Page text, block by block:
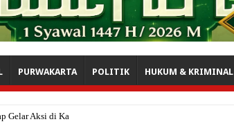
PURWAKARTA POLITIK HUKUM & KRIMINAL
Gelar Aksi di Kantor Pemkab, Soro